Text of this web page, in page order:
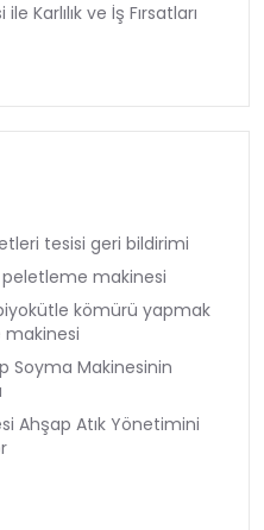
Karlılık ve İş Fırsatları
tesisi geri bildirimi
makinesi
kömürü yapmak
Soyma Makinesinin
Ahşap Atık Yönetimini